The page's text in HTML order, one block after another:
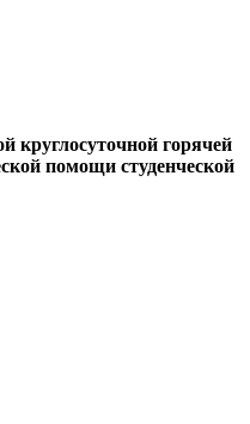
круглосуточной горячей
помощи студенческой